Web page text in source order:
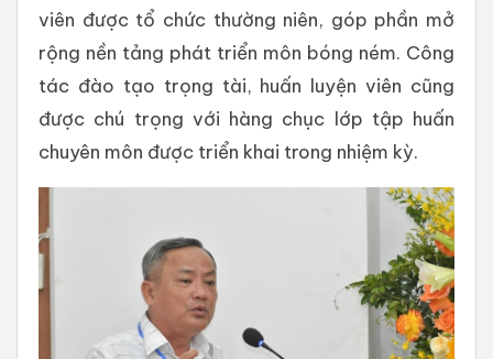
viên được tổ chức thường niên, góp phần mở
rộng nền tảng phát triển môn bóng ném. Công
tác đào tạo trọng tài, huấn luyện viên cũng
được chú trọng với hàng chục lớp tập huấn
chuyên môn được triển khai trong nhiệm kỳ.